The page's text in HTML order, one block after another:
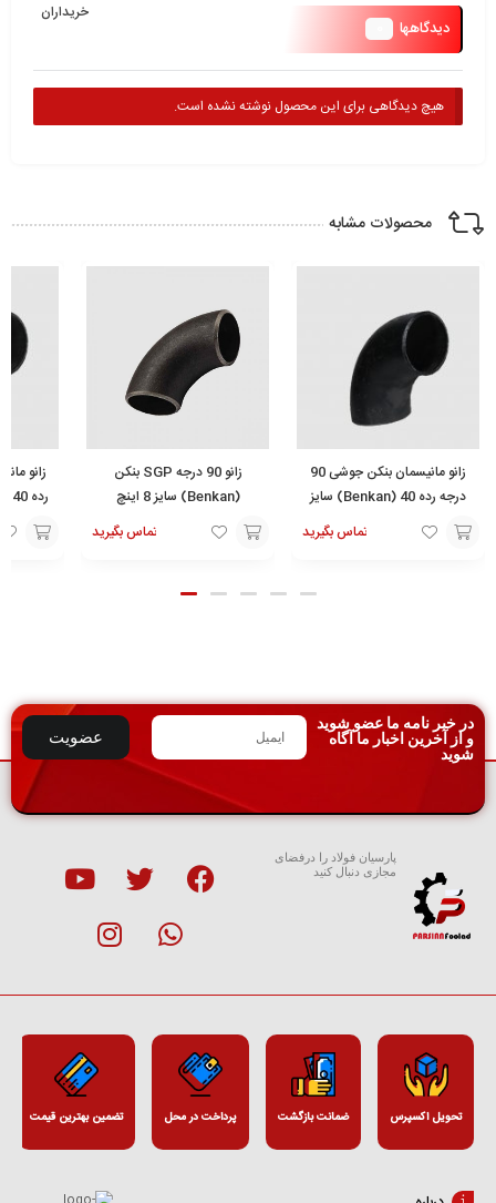
دیدگاهها
خریداران
هیچ دیدگاهی برای این محصول نوشته نشده است.
محصولات مشابه
زانو مانیسمان بنکن جوشی 90
درجه رده 40 (Benkan) سایز
تماس بگیرید
زانو 90 درجه SGP بنکن
(Benkan) سایز 8 اینچ
تماس بگیرید
به
عضویت
در خبر نامه ما عضو شوید
و از آخرین اخبار ما آگاه
شوید
پارسیان فولاد را درفضای
مجازی دنبال کنید
تحویل اکسپرس ضمانت بازگشت پرداخت در محل تضمین بهترین قیمت